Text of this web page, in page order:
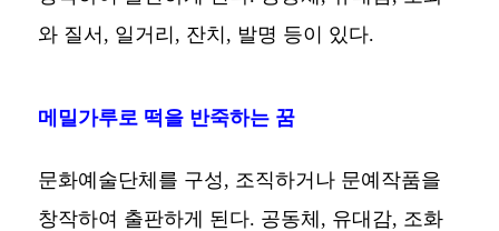
와 질서, 일거리, 잔치, 발명 등이 있다.
메밀가루로 떡을 반죽하는 꿈
문화예술단체를 구성, 조직하거나 문예작품을
창작하여 출판하게 된다. 공동체, 유대감, 조화